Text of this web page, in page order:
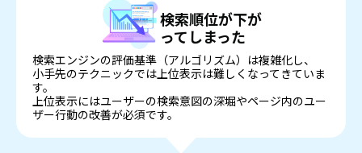
検索順位が下が
ってしまった
検索エンジンの評価基準（アルゴリズム）は複雑化し、
小手先のテクニックでは上位表示は難しくなってきていま
す。
上位表示にはユーザーの検索意図の深堀やページ内のユー
ザー行動の改善が必須です。